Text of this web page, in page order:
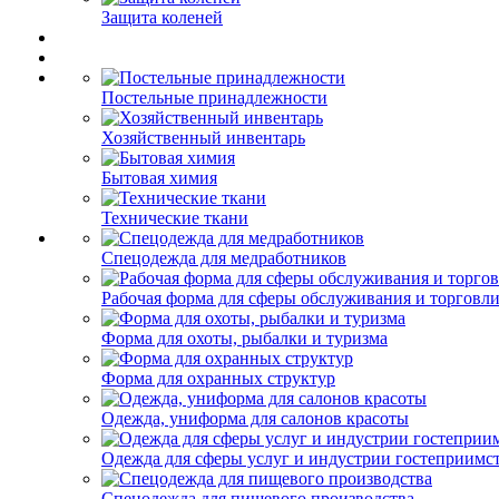
Защита коленей
Постельные принадлежности
Хозяйственный инвентарь
Бытовая химия
Технические ткани
Спецодежда для медработников
Рабочая форма для сферы обслуживания и торговли
Форма для охоты, рыбалки и туризма
Форма для охранных структур
Одежда, униформа для салонов красоты
Одежда для сферы услуг и индустрии